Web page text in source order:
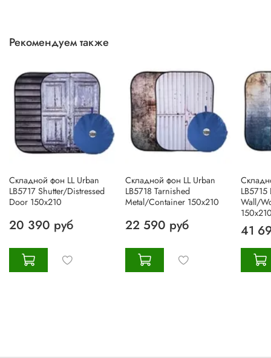
Рекомендуем также
Складной фон LL Urban
LB5717 Shutter/Distressed
Door 150х210
20 390 руб
Складной фон LL Urban
LB5718 Tarnished
Metal/Container 150х210
22 590 руб
Wall/
41